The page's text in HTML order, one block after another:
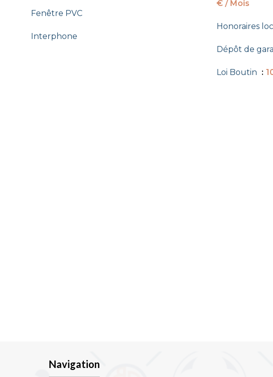
Fenêtre PVC
Interphone
€ / Mois
Honoraires
Dépôt de
Loi Boutin
Navigation